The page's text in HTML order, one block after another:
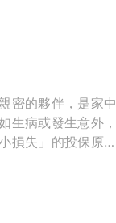
密的夥伴，是家中
生病或發生意外，
損失」的投保原